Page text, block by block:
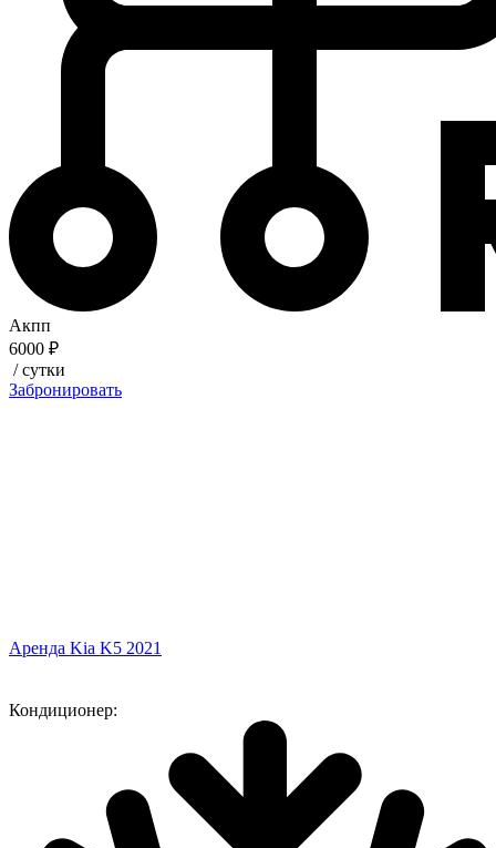
Акпп
6000 ₽
/ сутки
Забронировать
Аренда Kia K5 2021
Кондиционер: